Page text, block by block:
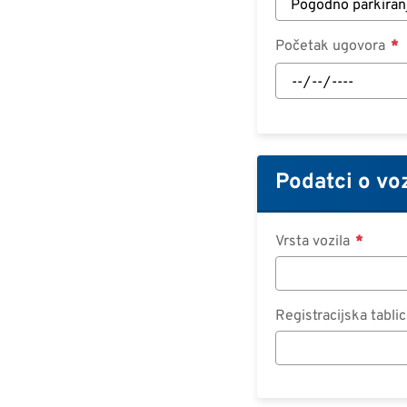
Početak ugovora
Početak
ugovora:
Podatci o
Vrsta vozila
Registracijska